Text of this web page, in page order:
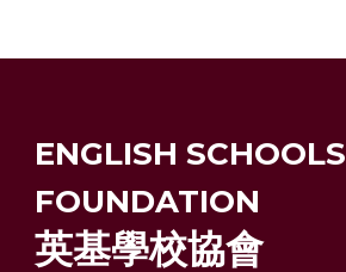
ENGLISH SCHOOLS
FOUNDATION
英基學校協會